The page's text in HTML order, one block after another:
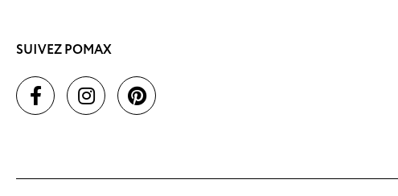
SUIVEZ POMAX